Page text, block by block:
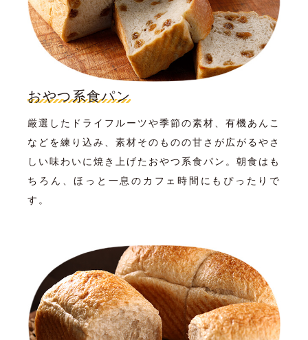
おやつ系食パン
厳選したドライフルーツや季節の素材、有機あんこ
などを練り込み、素材そのものの甘さが広がるやさ
しい味わいに焼き上げたおやつ系食パン。朝食はも
ちろん、ほっと一息のカフェ時間にもぴったりで
す。